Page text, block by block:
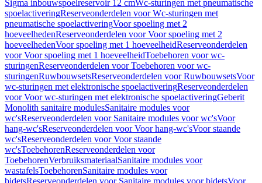
Sigma inbouwspoelreservoir 12 cmWc-sturingen met pneumatische
spoelactiveringReserveonderdelen voor Wc-sturingen met
pneumatische spoelactiveringVoor spoeling met 2
hoeveelhedenReserveonderdelen voor Voor spoeling met 2
hoeveelhedenVoor spoeling met 1 hoeveelheidReserveonderdelen
voor Voor spoeling met 1 hoeveelheidToebehoren voor wc-
sturingenReserveonderdelen voor Toebehoren voor wc-
sturingenRuwbouwsetsReserveonderdelen voor RuwbouwsetsVoor
wc-sturingen met elektronische spoelactiveringReserveonderdelen
voor Voor wc-sturingen met elektronische spoelactiveringGeberit
Monolith sanitaire modulesSanitaire modules voor
wc'sReserveonderdelen voor Sanitaire modules voor wc'sVoor
hang-wc'sReserveonderdelen voor Voor hang-wc'sVoor staande
wc'sReserveonderdelen voor Voor staande
wc'sToebehorenReserveonderdelen voor
ToebehorenVerbruiksmateriaalSanitaire modules voor
wastafelsToebehorenSanitaire modules voor
bidetsReserveonderdelen voor Sanitaire modules voor bidetsVoor